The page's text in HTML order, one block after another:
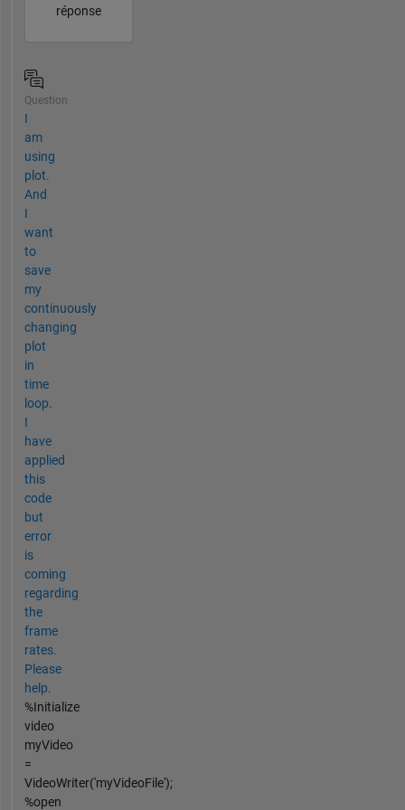
réponse
Question
I
am
using
plot.
And
I
want
to
save
my
continuously
changing
plot
in
time
loop.
I
have
applied
this
code
but
error
is
coming
regarding
the
frame
rates.
Please
help.
%Initialize
video
myVideo
=
VideoWriter('myVideoFile');
%open